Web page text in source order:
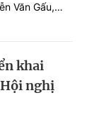
Văn Gấu,
khai
nghị